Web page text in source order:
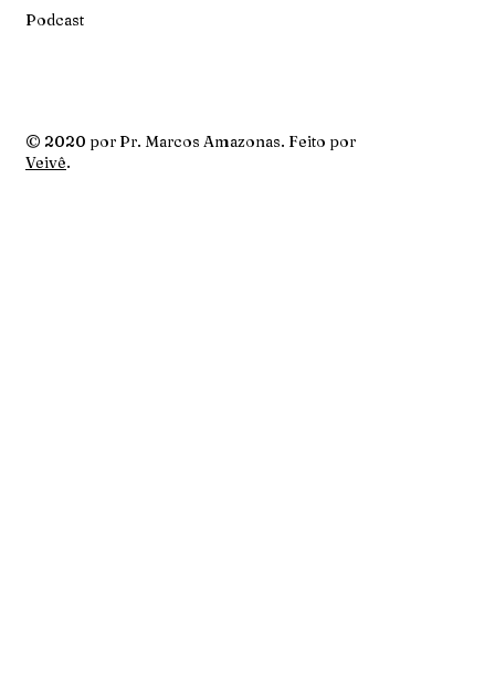
Podcast
© 2020 por Pr. Marcos Amazonas. Feito por
Veivê.